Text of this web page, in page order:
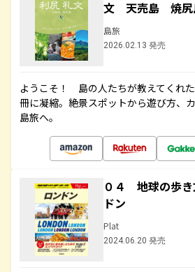
文 天売島 焼
島旅
2026.02.13 発売
ようこそ！ 島の人たちが教えてくれ
冊に凝縮。絶景スポットから遊び方、
島旅へ。
０４ 地球の歩
ドン
Plat
2024.06.20 発売